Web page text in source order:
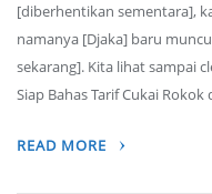
[diberhentikan sementara],
namanya [Djaka] baru
sekarang]. Kita lihat sampai
Siap Bahas Tarif Cukai
READ MORE